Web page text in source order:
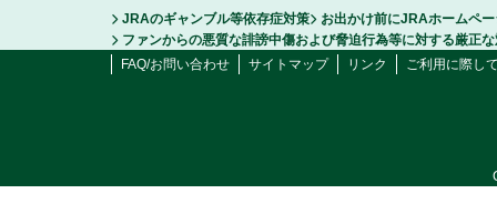
JRAのギャンブル等依存症対策
お出かけ前にJRAホームペ
ファンからの悪質な誹謗中傷および脅迫行為等に対する厳正
FAQ/お問い合わせ
サイトマップ リンク ご利用に際し